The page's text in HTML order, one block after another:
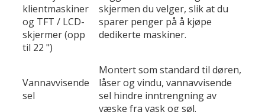
klientmaskiner
og TFT / LCD-
skjermer (opp
til 22 ")
skjermen du velger, slik at du
sparer penger på å kjøpe
dedikerte maskiner.
Vannavvisende
sel
Montert som standard til døren,
låser og vindu, vannavvisende
sel hindre inntrengning av
væske fra vask og søl.